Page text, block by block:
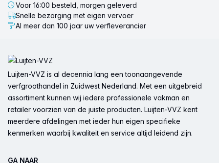
Voor 16:00 besteld, morgen geleverd
Snelle bezorging met eigen vervoer
Al meer dan 100 jaar uw verfleverancier
Luijten-VVZ is al decennia lang een toonaangevende
verfgroothandel in Zuidwest Nederland. Met een uitgebreid
assortiment kunnen wij iedere professionele vakman en
retailer voorzien van de juiste producten. Luijten-VVZ kent
meerdere afdelingen met ieder hun eigen specifieke
kenmerken waarbij kwaliteit en service altijd leidend zijn.
GA NAAR